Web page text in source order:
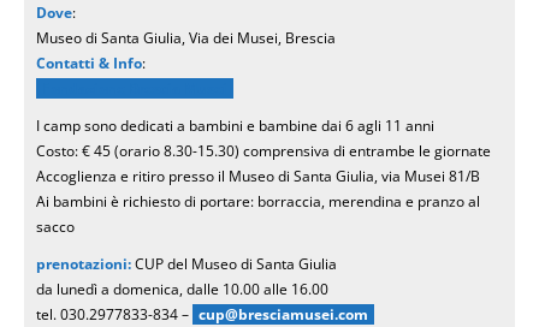
Dove:
Museo di Santa Giulia, Via dei Musei, Brescia
Contatti & Info:
I camp sono dedicati a bambini e bambine dai 6 agli 11 anni
Costo: € 45 (orario 8.30-15.30) comprensiva di entrambe le giornate
Accoglienza e ritiro presso il Museo di Santa Giulia, via Musei 81/B
Ai bambini è richiesto di portare: borraccia, merendina e pranzo al
sacco
prenotazioni:CUP del Museo di Santa Giulia
da lunedì a domenica, dalle 10.00 alle 16.00
tel. 030.2977833-834 – cup@bresciamusei.com